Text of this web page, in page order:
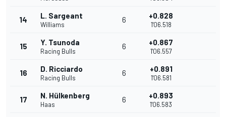
14 L. Sargeant
Williams
6 +0.828
1'06.518
15 Y. Tsunoda
Racing Bulls
6 +0.867
1'06.557
16 D. Ricciardo
Racing Bulls
6 +0.891
1'06.581
17 N. Hülkenberg
Haas
6 +0.893
1'06.583